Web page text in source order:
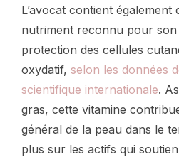
L’avocat contient également
nutriment reconnu pour son
protection des cellules
oxydatif, selon les données
scientifique internationale.
gras, cette vitamine
général de la peau dans le
plus sur les actifs qui